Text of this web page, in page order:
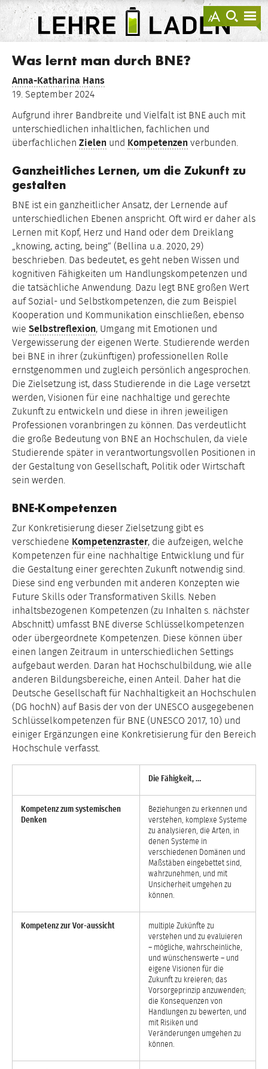
anzeigen
zur
Suche
LEHRE
LADEN
Was lernt man durch BNE?
Anna-Katharina Hans
19. September 2024
Aufgrund ihrer Bandbreite und Vielfalt ist BNE auch mit
unterschiedlichen inhaltlichen, fachlichen und
überfachlichen Zielen und Kompetenzen verbunden.
Ganzheitliches Lernen, um die Zukunft zu
gestalten
BNE ist ein ganzheitlicher Ansatz, der Lernende auf
unterschiedlichen Ebenen anspricht. Oft wird er daher als
Lernen mit Kopf, Herz und Hand oder dem Dreiklang
„knowing, acting, being“ (Bellina u.a. 2020, 29)
beschrieben. Das bedeutet, es geht neben Wissen und
kognitiven Fähigkeiten um Handlungskompetenzen und
die tatsächliche Anwendung. Dazu legt BNE großen Wert
auf Sozial- und Selbstkompetenzen, die zum Beispiel
Kooperation und Kommunikation einschließen, ebenso
wie Selbstreflexion, Umgang mit Emotionen und
Vergewisserung der eigenen Werte. Studierende werden
bei BNE in ihrer (zukünftigen) professionellen Rolle
ernstgenommen und zugleich persönlich angesprochen.
Die Zielsetzung ist, dass Studierende in die Lage versetzt
werden, Visionen für eine nachhaltige und gerechte
Zukunft zu entwickeln und diese in ihren jeweiligen
Professionen voranbringen zu können. Das verdeutlicht
die große Bedeutung von BNE an Hochschulen, da viele
Studierende später in verantwortungsvollen Positionen in
der Gestaltung von Gesellschaft, Politik oder Wirtschaft
sein werden.
BNE-Kompetenzen
Zur Konkretisierung dieser Zielsetzung gibt es
verschiedene Kompetenzraster, die aufzeigen, welche
Kompetenzen für eine nachhaltige Entwicklung und für
die Gestaltung einer gerechten Zukunft notwendig sind.
Diese sind eng verbunden mit anderen Konzepten wie
Future Skills oder Transformativen Skills. Neben
inhaltsbezogenen Kompetenzen (zu Inhalten s. nächster
Abschnitt) umfasst BNE diverse Schlüsselkompetenzen
oder übergeordnete Kompetenzen. Diese können über
einen langen Zeitraum in unterschiedlichen Settings
aufgebaut werden. Daran hat Hochschulbildung, wie alle
anderen Bildungsbereiche, einen Anteil. Daher hat die
Deutsche Gesellschaft für Nachhaltigkeit an Hochschulen
(DG hochN) auf Basis der von der UNESCO ausgegebenen
Schlüsselkompetenzen für BNE (UNESCO 2017, 10) und
einiger Ergänzungen eine Konkretisierung für den Bereich
Hochschule verfasst.
Die Fähigkeit, …
Kompetenz zum systemischen
Denken
Beziehungen zu erkennen und
verstehen, komplexe Systeme
zu analysieren, die Arten, in
denen Systeme in
verschiedenen Domänen und
Maßstäben eingebettet sind,
wahrzunehmen, und mit
Unsicherheit umgehen zu
können.
Kompetenz zur Vor-aussicht
multiple Zukünfte zu
verstehen und zu evaluieren
– mögliche, wahrscheinliche,
und wünschenswerte – und
eigene Visionen für die
Zukunft zu kreieren; das
Vorsorgeprinzip anzuwenden;
die Konsequenzen von
Handlungen zu bewerten, und
mit Risiken und
Veränderungen umgehen zu
können.